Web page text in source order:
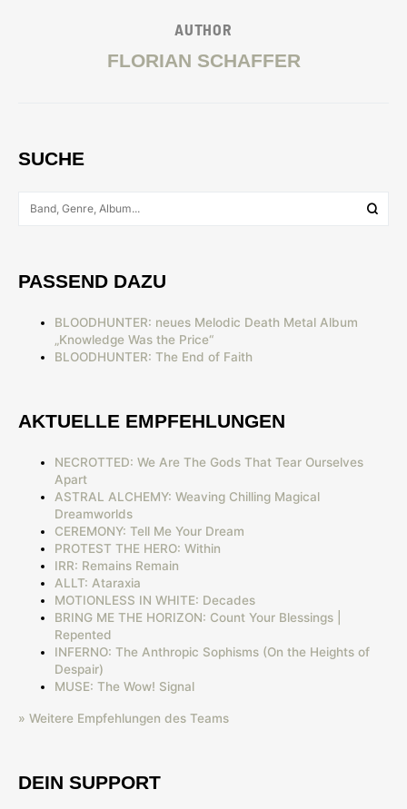
AUTHOR
FLORIAN SCHAFFER
SUCHE
PASSEND DAZU
BLOODHUNTER: neues Melodic Death Metal Album
„Knowledge Was the Price“
BLOODHUNTER: The End of Faith
AKTUELLE EMPFEHLUNGEN
NECROTTED: We Are The Gods That Tear Ourselves
Apart
ASTRAL ALCHEMY: Weaving Chilling Magical
Dreamworlds
CEREMONY: Tell Me Your Dream
PROTEST THE HERO: Within
IRR: Remains Remain
ALLT: Ataraxia
MOTIONLESS IN WHITE: Decades
BRING ME THE HORIZON: Count Your Blessings |
Repented
INFERNO: The Anthropic Sophisms (On the Heights of
Despair)
MUSE: The Wow! Signal
» Weitere Empfehlungen des Teams
DEIN SUPPORT